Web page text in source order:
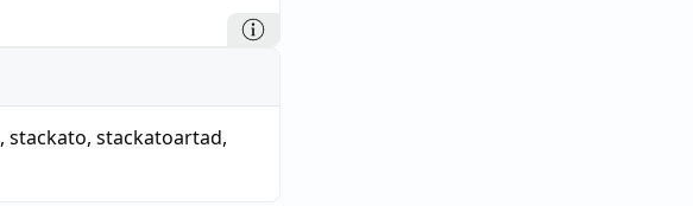
, stackato, stackatoartad,